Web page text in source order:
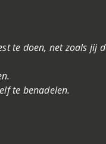
te doen, net zoals jij
te benadelen.